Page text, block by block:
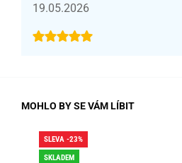
19.05.2026
MOHLO BY SE VÁM LÍBIT
SLEVA -23%
SKLADEM